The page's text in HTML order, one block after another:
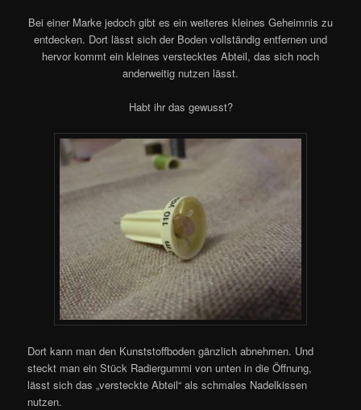
Bei einer Marke jedoch gibt es ein weiteres kleines Geheimnis zu
entdecken. Dort lässt sich der Boden vollständig entfernen und
hervor kommt ein kleines verstecktes Abteil, das sich noch
anderweitig nutzen lässt.
Habt ihr das gewusst?
Dort kann man den Kunststoffboden gänzlich abnehmen. Und
steckt man ein Stück Radiergummi von unten in die Öffnung,
lässt sich das „versteckte Abteil“ als schmales Nadelkissen
nutzen.